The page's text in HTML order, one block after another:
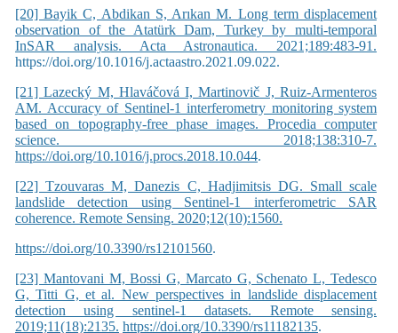
[20] Bayik C, Abdikan S, Arıkan M. Long term displacement
observation of the Atatürk Dam, Turkey by multi-temporal
InSAR analysis. Acta Astronautica. 2021;189:483-91.
https://doi.org/10.1016/j.actaastro.2021.09.022.
[21] Lazecký M, Hlaváčová I, Martinovič J, Ruiz-Armenteros
AM. Accuracy of Sentinel-1 interferometry monitoring system
based on topography-free phase images. Procedia computer
science. 2018;138:310-7.
https://doi.org/10.1016/j.procs.2018.10.044.
[22] Tzouvaras M, Danezis C, Hadjimitsis DG. Small scale
landslide detection using Sentinel-1 interferometric SAR
coherence. Remote Sensing. 2020;12(10):1560.
https://doi.org/10.3390/rs12101560.
[23] Mantovani M, Bossi G, Marcato G, Schenato L, Tedesco
G, Titti G, et al. New perspectives in landslide displacement
detection using sentinel-1 datasets. Remote sensing.
2019;11(18):2135. https://doi.org/10.3390/rs11182135.